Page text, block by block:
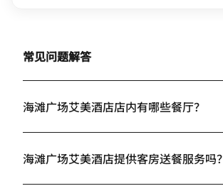
常见问题解答
海滩广场艾美酒店店内有哪些餐厅？
海滩广场艾美酒店提供客房送餐服务吗？